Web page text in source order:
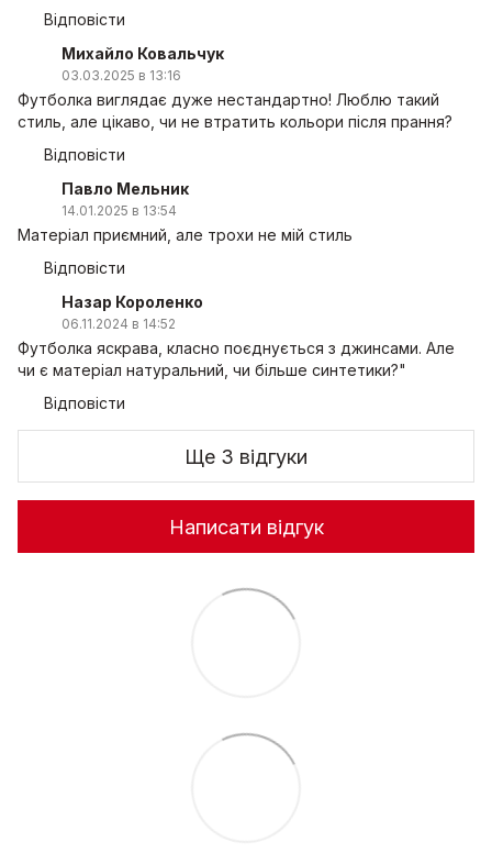
Відповісти
Михайло Ковальчук
03.03.2025 в 13:16
Футболка виглядає дуже нестандартно! Люблю такий
стиль, але цікаво, чи не втратить кольори після прання?
Відповісти
Павло Мельник
14.01.2025 в 13:54
Матеріал приємний, але трохи не мій стиль
Відповісти
Назар Короленко
06.11.2024 в 14:52
Футболка яскрава, класно поєднується з джинсами. Але
чи є матеріал натуральний, чи більше синтетики?"
Відповісти
Ще 3 відгуки
Написати відгук